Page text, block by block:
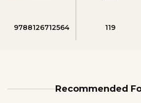
9788126712564 119
Recommended